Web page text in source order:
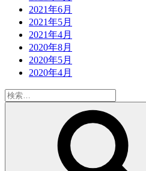
2021年6月
2021年5月
2021年4月
2020年8月
2020年5月
2020年4月
検
索: